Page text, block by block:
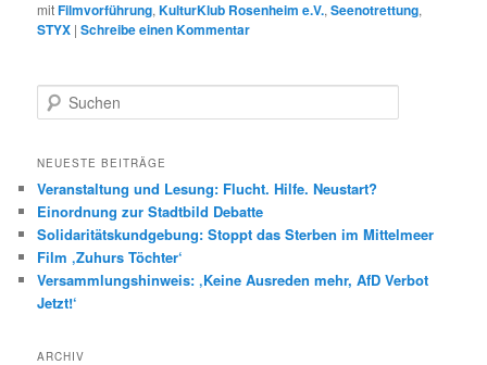
mitFilmvorführung,KulturKlub Rosenheim e.V.,Seenotrettung,
STYX |Schreibe einen Kommentar
u
h
n
NEUESTE BEITRÄGE
Veranstaltung und Lesung: Flucht. Hilfe. Neustart?
Einordnung zur Stadtbild Debatte
Solidaritätskundgebung: Stoppt das Sterben im Mittelmeer
Film ‚Zuhurs Töchter‘
Versammlungshinweis: ‚Keine Ausreden mehr, AfD Verbot
Jetzt!‘
ARCHIV